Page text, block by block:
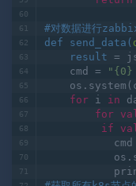
:
return
#对数据进行
send_data (
    result
=
    cmd =
i in
for